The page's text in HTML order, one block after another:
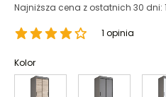
Najniższa cena z ostatnich 30 dni:
1 opinia
Kolor